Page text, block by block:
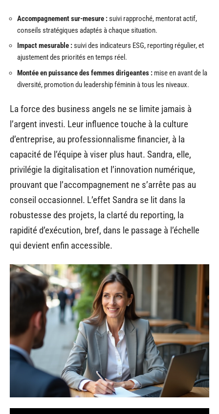
Accompagnement sur-mesure :suivi rapproché, mentorat actif,
conseils stratégiques adaptés à chaque situation.
Impact mesurable :suivi des indicateurs ESG, reporting régulier, et
ajustement des priorités en temps réel.
Montée en puissance des femmes dirigeantes : mise en avant de la
diversité, promotion du leadership féminin à tous les niveaux.
La force des business angels ne se limite jamais à
l’argent investi. Leur influence touche à la culture
d’entreprise, au professionnalisme financier, à la
capacité de l’équipe à viser plus haut. Sandra, elle,
privilégie la digitalisation et l’innovation numérique,
prouvant que l’accompagnement ne s’arrête pas au
conseil occasionnel. L’effet Sandra se lit dans la
robustesse des projets, la clarté du reporting, la
rapidité d’exécution, bref, dans le passage à l’échelle
qui devient enfin accessible.